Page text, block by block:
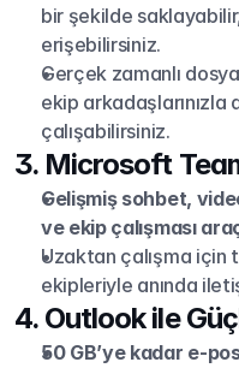
bir şekilde
erişebilirsiniz.
Gerçek zamanlı
ekip arkadaşlarınızla
çalışabilirsiniz.
3. Microsoft
Gelişmiş sohbet,
ve ekip çalışması
Uzaktan çalışma için
ekipleriyle anında
4. Outlook ile
50 GB’ye kadar e-